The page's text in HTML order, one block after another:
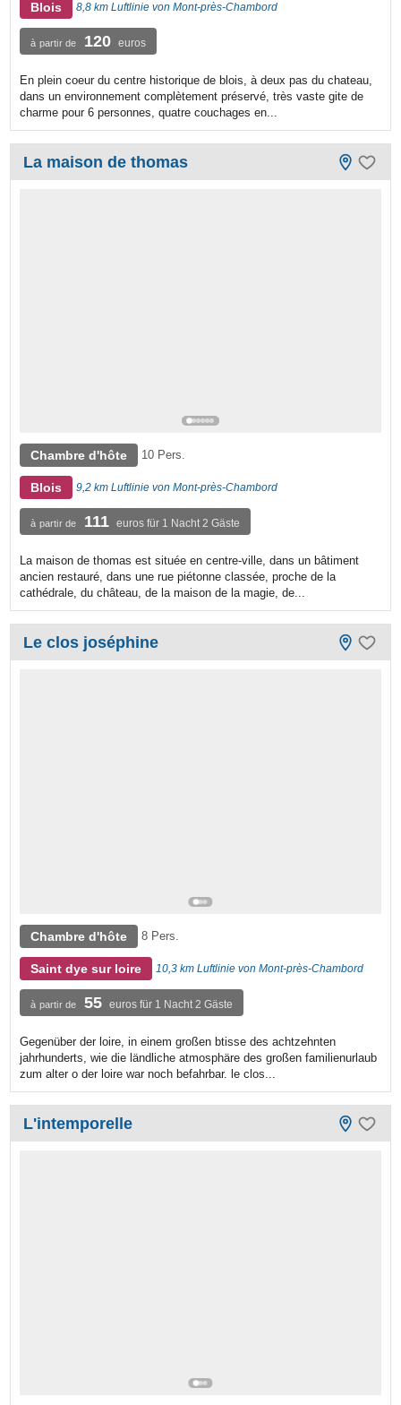
Blois 8,8 km Luftlinie von Mont-près-Chambord
à partir de 120 euros
En plein coeur du centre historique de blois, à deux pas du chateau,
dans un environnement complètement préservé, très vaste gite de
charme pour 6 personnes, quatre couchages en...
La maison de thomas
Chambre d'hôte 10 Pers.
Blois 9,2 km Luftlinie von Mont-près-Chambord
à partir de 111 euros für 1 Nacht 2 Gäste
La maison de thomas est située en centre-ville, dans un bâtiment
ancien restauré, dans une rue piétonne classée, proche de la
cathédrale, du château, de la maison de la magie, de...
Le clos joséphine
Chambre d'hôte 8 Pers.
Saint dye sur loire 10,3 km Luftlinie von Mont-près-Chambord
à partir de 55 euros für 1 Nacht 2 Gäste
Gegenüber der loire, in einem großen btisse des achtzehnten
jahrhunderts, wie die ländliche atmosphäre des großen familienurlaub
zum alter o der loire war noch befahrbar. le clos...
L'intemporelle